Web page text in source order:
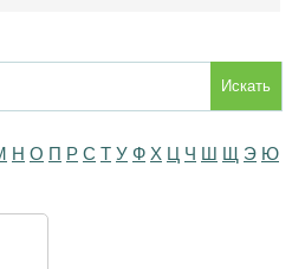
Искать
Н О П Р С Т У Ф Х Ц Ч Ш Щ Э Ю